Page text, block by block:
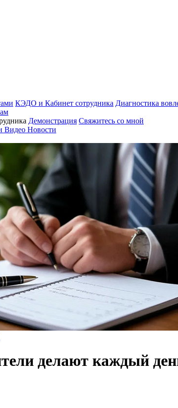
КЭДО и Кабинет сотрудника Диагностика
Демонстрация Свяжитесь со мной
Видео Новости
делают каждый